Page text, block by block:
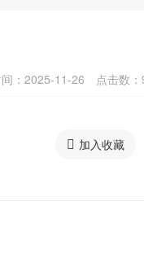
：2025-11-26 点击数：
加入收藏